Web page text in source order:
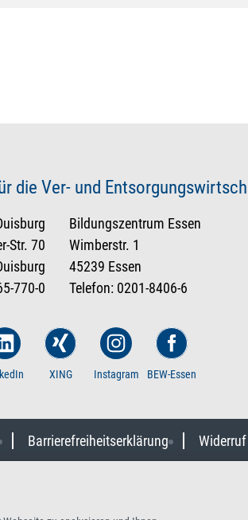
die Ver- und
Str. 70
770-0
Bildungszentrum Essen
Wimberstr. 1
45239 Essen
Telefon: 0201-8406-6
XING Instagram BEW-Essen
Barrierefreiheitserklärung